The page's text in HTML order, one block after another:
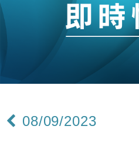
財經｜香港7月PMI回
11:40
財經｜黑石傳再籌逾
財經｜美商務部擬擴
17:40
財經｜本港6月零售額
08/09/2023